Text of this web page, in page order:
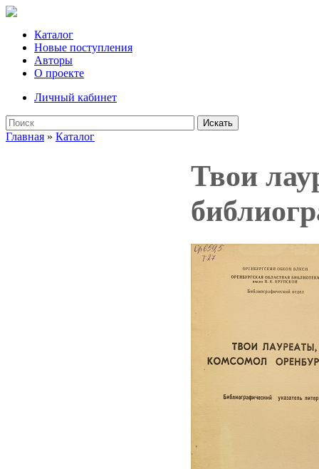
Каталог
Новые поступления
Авторы
О проекте
Личный кабинет
Искать
Главная » Каталог
Твои